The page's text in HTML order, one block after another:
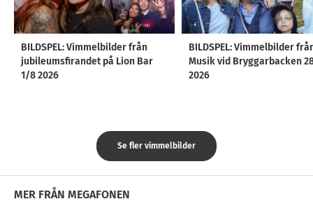
BILDSPEL: Vimmelbilder från
jubileumsfirandet på Lion Bar
1/8 2026
BILDSPEL: Vimmelbilder
Musik vid Bryggarbacken
2026
Se fler vimmelbilder
MER FRÅN MEGAFONEN